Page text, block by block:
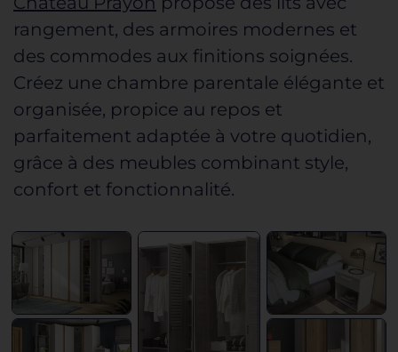
rangement, des armoires modernes et
des commodes aux finitions soignées.
Créez une chambre parentale élégante et
organisée, propice au repos et
parfaitement adaptée à votre quotidien,
grâce à des meubles combinant style,
confort et fonctionnalité.